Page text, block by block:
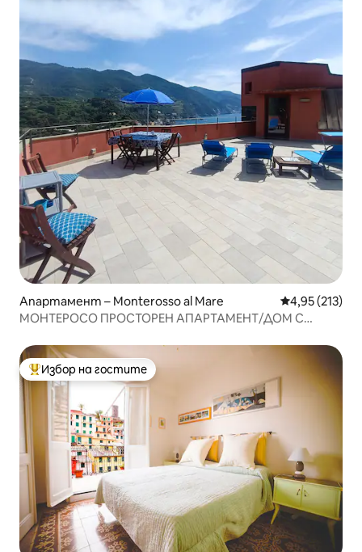
Апартамент – Monterosso al Mare Средна
4,95 (213)
МОНТЕРОСО ПРОСТОРЕН АПАРТАМЕНТ/ДОМ С
Най-популярен избор на гостите
Избор на гостите